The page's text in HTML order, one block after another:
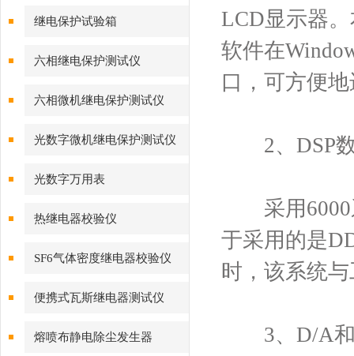
继电保护试验箱
六相继电保护测试仪
六相微机继电保护测试仪
光数字微机继电保护测试仪
光数字万用表
热继电器校验仪
SF6气体密度继电器校验仪
便携式瓦斯继电器测试仪
熔喷布静电除尘发生器
LCD显示器
软件在
口，可方便
2、DSP数
采用6000
于采用的是
时，该系统
3、D/A和